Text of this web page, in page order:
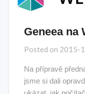
Geneea na
Posted on 2015-
Na přípravě
jsme si dali